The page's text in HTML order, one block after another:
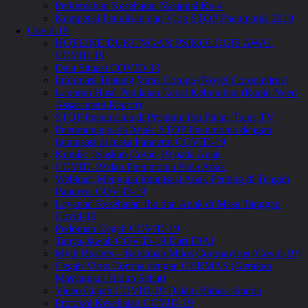
Perkemahan Kesehatan Nasional Ke-4
Kompetisi Penulisan dan Vlog STOP Pneumonia 2019
Covid-19
HOTLINE DUKUNGAN PSIKOLOGIS AWAL
COVID 19
Data Situasi COVID-19
Informasi Tentang Virus Corona (Novel Coronavirus)
Laporan Hasil Penilaian Cepat Kebutuhan (Rapid Need
Assassment Report)
STOP Pneumonia di Program Ibu Pintar Trans TV
Pneumonia pada Anak: STOP Pneumonia dengan
Imunisasi di masa Pandemi COVID-19
Komik: Jelaskan Covid-19 pada Anak
COVID-19 dan Pneumonia Pada Anak
Webinar: Mengapa Imunisasi Anak Penting di Tengah
Pandemi COVID-19
Layanan Kesehatan Ibu dan Anak di Masa Tanggap
Covid-19
Pedoman Cegah COVID-19
Tanya-Jawab COVID-19 Dari IDAI
Myth Busters – Bantahan Mitos Coronavirus (Covid-19)
Cegah Virus Corona dengan GERMAS (Gerakan
Masyarakat Hidup Sehat)
Video Cegah COVID-19 Dalam Bahasa Sunda
Protokol Kesehatan COVID-19